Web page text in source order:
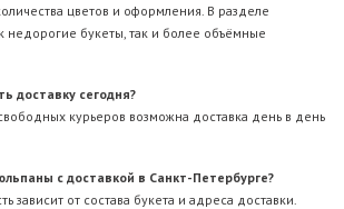
цветов и оформления. В разделе
недорогие букеты, так и более объёмные
доставку сегодня?
курьеров возможна доставка день в день
с доставкой в Санкт-Петербурге?
зависит от состава букета и адреса доставки.